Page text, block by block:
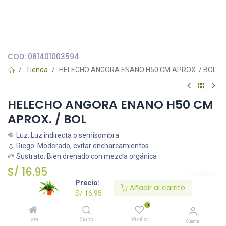
Precio:
S/ 16.95
Añadir al carrito
Home Search
0
Wishlist Cuenta
COD: 061401003594
Tienda HELECHO ANGORA ENANO H50 CM APROX. / BOL
HELECHO ANGORA ENANO H50 CM
APROX. / BOL
🌞 Luz: Luz indirecta o semisombra
💧 Riego: Moderado, evitar encharcamientos
🌱 Sustrato: Bien drenado con mezcla orgánica
S/ 16.95
Añadir al carrito